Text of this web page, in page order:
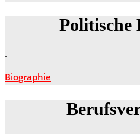
Politische
.
Biographie